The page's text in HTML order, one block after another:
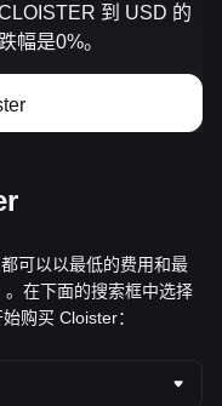
到 USD 的
幅是0%。
可以以最低的费用和最
在下面的搜索框中选择
购买 Cloister：